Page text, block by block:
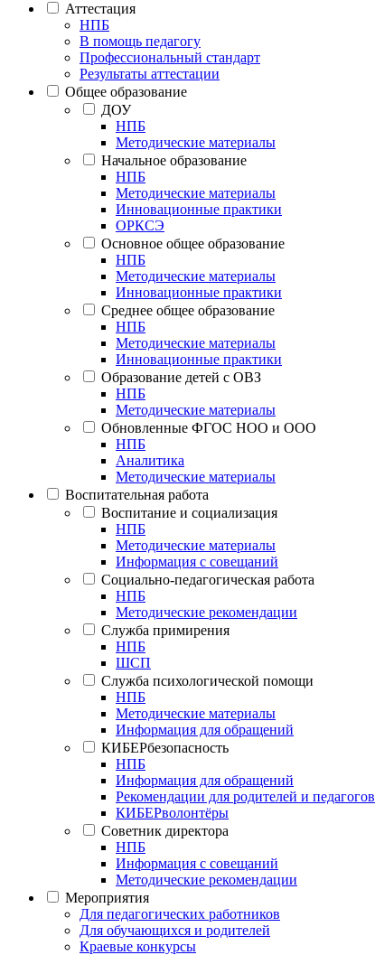
Аттестация
НПБ
В помощь педагогу
Профессиональный стандарт
Результаты аттестации
Общее образование
ДОУ
НПБ
Методические материалы
Начальное образование
НПБ
Методические материалы
Инновационные практики
ОРКСЭ
Основное общее образование
НПБ
Методические материалы
Инновационные практики
Среднее общее образование
НПБ
Методические материалы
Инновационные практики
Образование детей с ОВЗ
НПБ
Методические материалы
Обновленные ФГОС НОО и ООО
НПБ
Аналитика
Методические материалы
Воспитательная работа
Воспитание и социализация
НПБ
Методические материалы
Информация с совещаний
Социально-педагогическая работа
НПБ
Методические рекомендации
Служба примирения
НПБ
ШСП
Служба психологической помощи
НПБ
Методические материалы
Информация для обращений
КИБЕРбезопасность
НПБ
Информация для обращений
Рекомендации для родителей и педагогов
КИБЕРволонтёры
Советник директора
НПБ
Информация с совещаний
Методические рекомендации
Мероприятия
Для педагогических работников
Для обучающихся и родителей
Краевые конкурсы